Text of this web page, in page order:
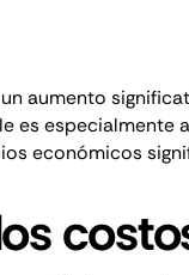
aumento
es especialmente
económicos